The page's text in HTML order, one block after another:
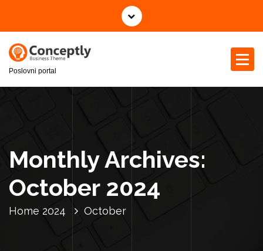
i
Poslovni portal
Monthly Archives:
October 2024
Home 2024 October